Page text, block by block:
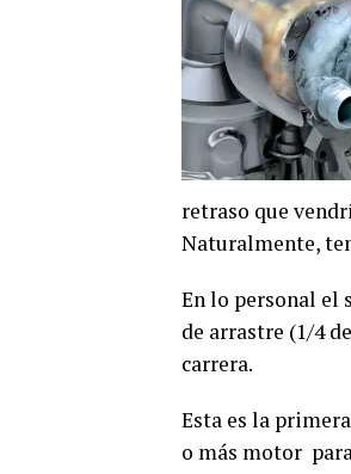
retraso que
Naturalmente,
En lo personal el
de arrastre (1/4
carrera.
Esta es la
o más motor